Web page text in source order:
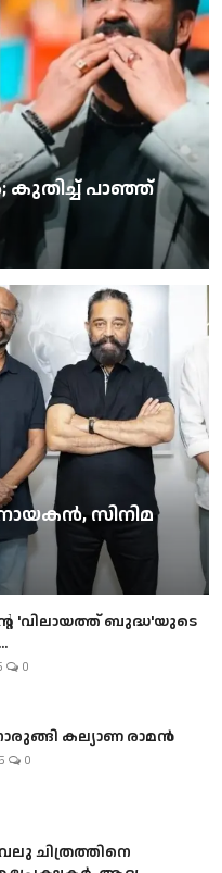
കുതിച്ച് പാഞ്ഞ്
സിനിമ
'വിലായത്ത് ബുദ്ധ'യുടെ
0
കല്യാണ രാമൻ
0
ചിത്രത്തിനെ